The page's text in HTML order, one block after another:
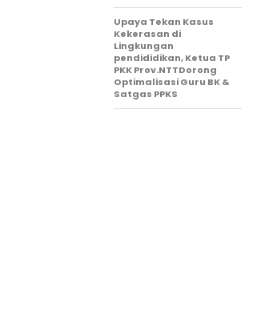
Upaya Tekan Kasus
Kekerasan di
Lingkungan
pendididikan, Ketua TP
PKK Prov.NTTDorong
Optimalisasi Guru BK &
Satgas PPKS